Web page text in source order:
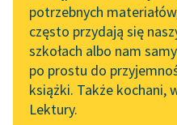
„Kochanek Lady
Chatterley” do słuchania
na Wolnych Lekturach
Nowy audiobook –
„Marzenie o Oriencie”
potrzebnych
często przydają się
szkołach albo nam
po prostu do
książki. Także kochani,
Lektury.